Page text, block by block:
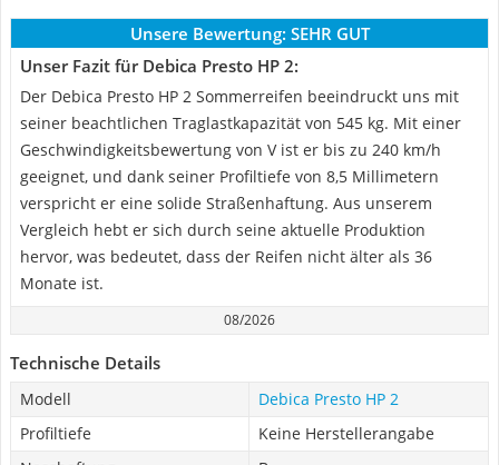
Unsere Bewertung: SEHR GUT
Unser Fazit für Debica Presto HP 2:
Der Debica Presto HP 2 Sommerreifen beeindruckt uns mit
seiner beachtlichen Traglastkapazität von 545 kg. Mit einer
Geschwindigkeitsbewertung von V ist er bis zu 240 km/h
geeignet, und dank seiner Profiltiefe von 8,5 Millimetern
verspricht er eine solide Straßenhaftung. Aus unserem
Vergleich hebt er sich durch seine aktuelle Produktion
hervor, was bedeutet, dass der Reifen nicht älter als 36
Monate ist.
08/2026
Technische Details
Modell
Debica Presto HP 2
Profiltiefe
Keine Herstellerangabe